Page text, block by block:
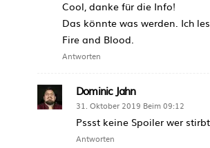
Cool, danke für die Info!
Das könnte was werden. Ich
Fire and Blood.
Antworten
Dominic Jahn
31. Oktober 2019 Beim 09:12
Pssst keine Spoiler wer
Antworten